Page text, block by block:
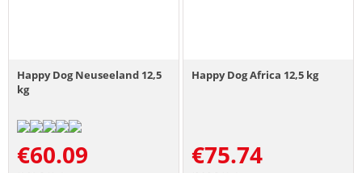
Happy Dog Neuseeland 12,5
kg
€60.09
Happy Dog Africa 12,5 kg
€75.74